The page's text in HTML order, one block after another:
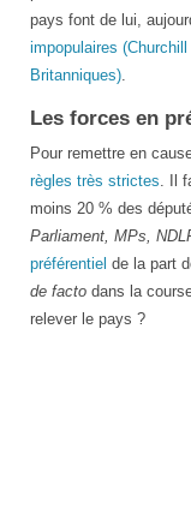
pays font de lui,
impopulaires
Britanniques)
Les forces en
Pour remettre en
règles très strictes. Il
moins 20 % des
Parliament, MPs,
préférentiel de la part
de facto dans la
relever le pays ?